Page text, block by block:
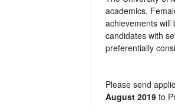
academics.
achievements will
candidates with
preferentially
Please send
August 2019 to